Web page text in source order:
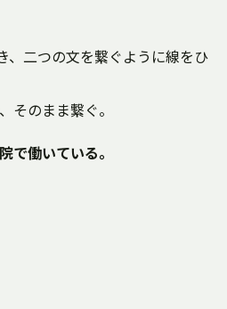
、二つの文を繋ぐように線をひ
そのまま繋ぐ。
で働いている。